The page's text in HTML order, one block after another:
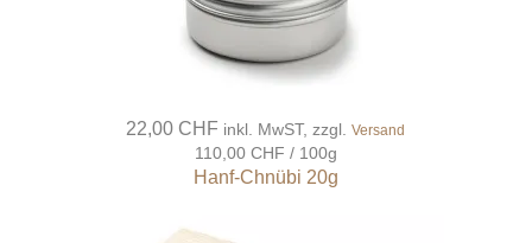
22,00 CHF inkl. MwST, zzgl.Versand
110,00 CHF / 100g
Hanf-Chnübi 20g